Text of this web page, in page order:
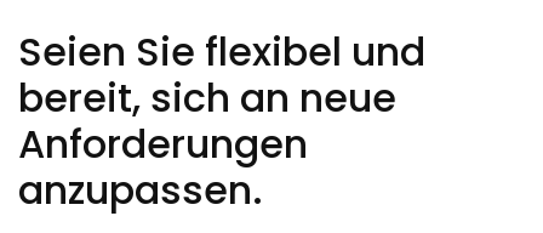
Seien Sie flexibel und
bereit, sich an neue
Anforderungen
anzupassen.